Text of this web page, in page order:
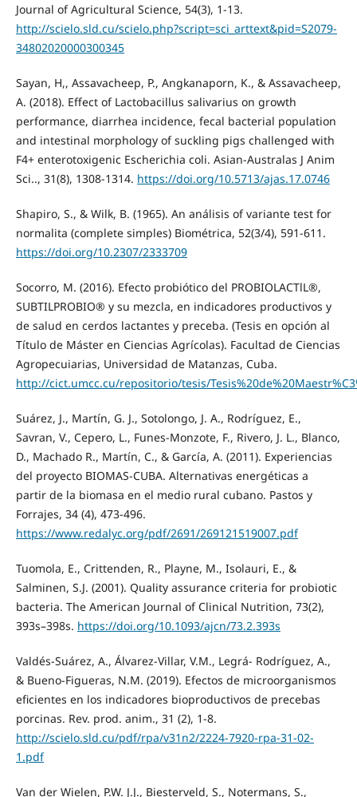
Journal of Agricultural Science, 54(3), 1-13.
http://scielo.sld.cu/scielo.php?script=sci_arttext&pid=S2079-
34802020000300345
Sayan, H,, Assavacheep, P., Angkanaporn, K., & Assavacheep,
A. (2018). Effect of Lactobacillus salivarius on growth
performance, diarrhea incidence, fecal bacterial population
and intestinal morphology of suckling pigs challenged with
F4+ enterotoxigenic Escherichia coli. Asian-Australas J Anim
Sci.., 31(8), 1308-1314. https://doi.org/10.5713/ajas.17.0746
Shapiro, S., & Wilk, B. (1965). An análisis of variante test for
normalita (complete simples) Biométrica, 52(3/4), 591-611.
https://doi.org/10.2307/2333709
Socorro, M. (2016). Efecto probiótico del PROBIOLACTlL®,
SUBTILPROBIO® y su mezcla, en indicadores productivos y
de salud en cerdos lactantes y preceba. (Tesis en opción al
Título de Máster en Ciencias Agrícolas). Facultad de Ciencias
Agropecuiarias, Universidad de Matanzas, Cuba.
http://cict.umcc.cu/repositorio/tesis/
Suárez, J., Martín, G. J., Sotolongo, J. A., Rodríguez, E.,
Savran, V., Cepero, L., Funes-Monzote, F., Rivero, J. L., Blanco,
D., Machado R., Martín, C., & García, A. (2011). Experiencias
del proyecto BIOMAS-CUBA. Alternativas energéticas a
partir de la biomasa en el medio rural cubano. Pastos y
Forrajes, 34 (4), 473-496.
https://www.redalyc.org/pdf/2691/269121519007.pdf
Tuomola, E., Crittenden, R., Playne, M., Isolauri, E., &
Salminen, S.J. (2001). Quality assurance criteria for probiotic
bacteria. The American Journal of Clinical Nutrition, 73(2),
393s–398s. https://doi.org/10.1093/ajcn/73.2.393s
Valdés-Suárez, A., Álvarez-Villar, V.M., Legrá- Rodríguez, A.,
& Bueno-Figueras, N.M. (2019). Efectos de microorganismos
eficientes en los indicadores bioproductivos de precebas
porcinas. Rev. prod. anim., 31 (2), 1-8.
http://scielo.sld.cu/pdf/rpa/v31n2/2224-7920-rpa-31-02-
1.pdf
Van der Wielen, P.W. J.J., Biesterveld, S., Notermans, S.,